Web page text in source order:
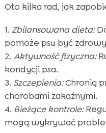
Oto kilka rad, jak
Zbilansowana dieta:
pomoże psu być
Aktywność fizyczna:
kondycji psa.
Szczepienia:Chronią
chorobami zakaźnymi.
Bieżące kontrole:
mogą wykrywać